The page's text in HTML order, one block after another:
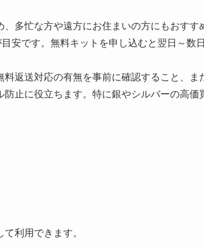
多忙な方や遠方にお住まいの方にもおす
安です。無料キットを申し込むと翌日～数
返送対応の有無を事前に確認すること、
止に役立ちます。特に銀やシルバーの高
利用できます。